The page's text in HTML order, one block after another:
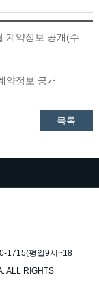
계약정보 공개(수
약정보 공개
목록
1715(평일9시~18
ALL RIGHTS